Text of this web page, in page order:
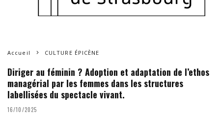
Accueil CULTURE ÉPICÈNE
Diriger au féminin ? Adoption et adaptation de l’ethos
managérial par les femmes dans les structures
labellisées du spectacle vivant.
16/10/2025